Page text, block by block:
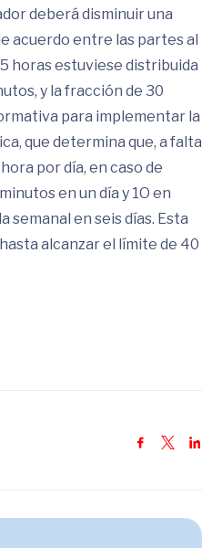
deberá disminuir una
acuerdo entre las partes al
horas estuviese distribuida
y la fracción de 30
para implementar la
que determina que, a falta
por día, en caso de
en un día y 1O en
en seis días. Esta
alcanzar el límite de 40